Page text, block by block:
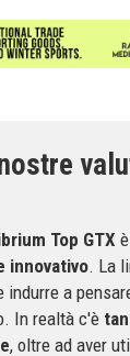
Top GTX
innovativo. La
indurre a
In realtà c'è
, oltre ad aver